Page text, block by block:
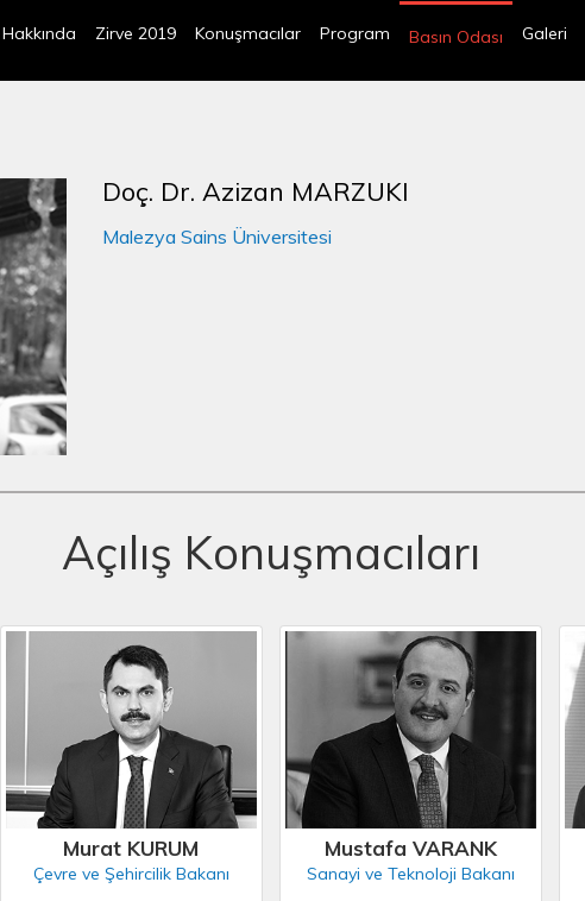
Hakkında Zirve 2019 Konuşmacılar Program Basın Odası Galeri
Doç. Dr. Azizan MARZUKI
Malezya Sains Üniversitesi
Açılış Konuşmacıları
Murat KURUM
Çevre ve Şehircilik Bakanı
Mustafa VARANK
Sanayi ve Teknoloji Bakanı